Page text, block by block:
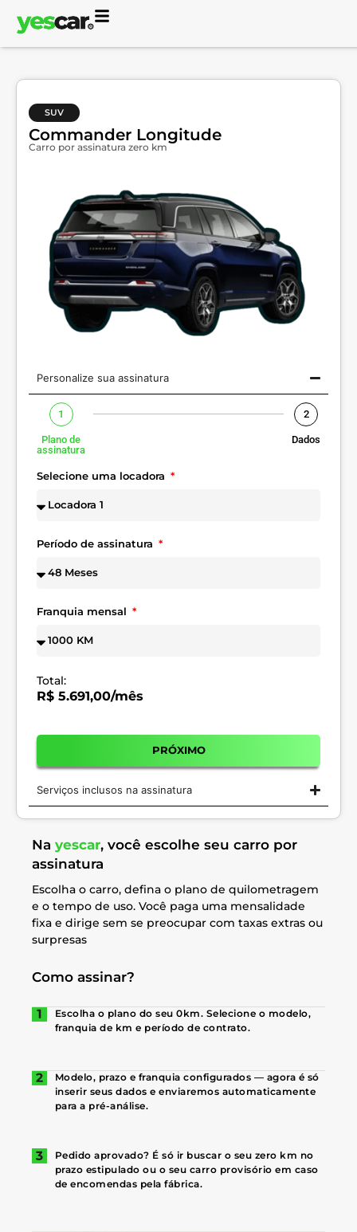
SUV
Commander Longitude
Carro por assinatura zero km
Personalize sua assinatura
1
Plano de
assinatura
2
Dados
Selecione uma locadora
Período de assinatura
Franquia mensal
Total:
R$ 5.691,00/mês
PRÓXIMO
Serviços inclusos na assinatura
Na yescar, você escolhe seu carro por
assinatura
Escolha o carro, defina o plano de quilometragem
e o tempo de uso. Você paga uma mensalidade
fixa e dirige sem se preocupar com taxas extras ou
surpresas
Como assinar?
Escolha o plano do seu 0km. Selecione o modelo,
franquia de km e período de contrato.
Modelo, prazo e franquia configurados — agora é só
inserir seus dados e enviaremos automaticamente
para a pré-análise.
Pedido aprovado? É só ir buscar o seu zero km no
prazo estipulado ou o seu carro provisório em caso
de encomendas pela fábrica.